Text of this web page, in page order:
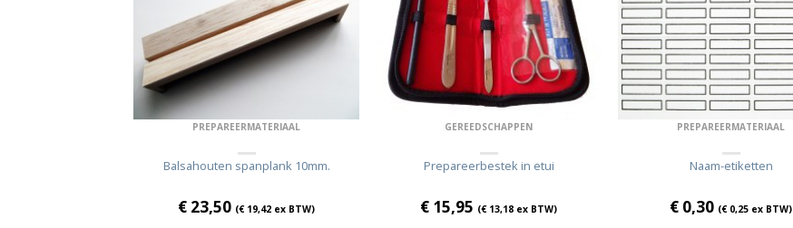
PREPAREERMATERIAAL
Balsahouten spanplank 10mm.
€ 23,50 (€19,42 ex BTW)
GEREEDSCHAPPEN
Prepareerbestek in etui
€ 15,95 (€13,18 ex BTW)
PREPAREERMATERIAAL
Naam-etiketten
€ 0,30 (€0,25 ex BTW)